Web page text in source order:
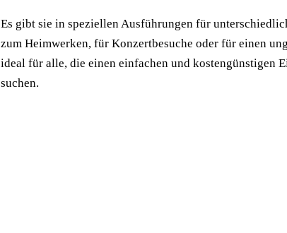
Es gibt sie in speziellen Ausführungen für
zum Heimwerken, für Konzertbesuche oder für einen
ideal für alle, die einen einfachen und kostengünstigen
suchen.